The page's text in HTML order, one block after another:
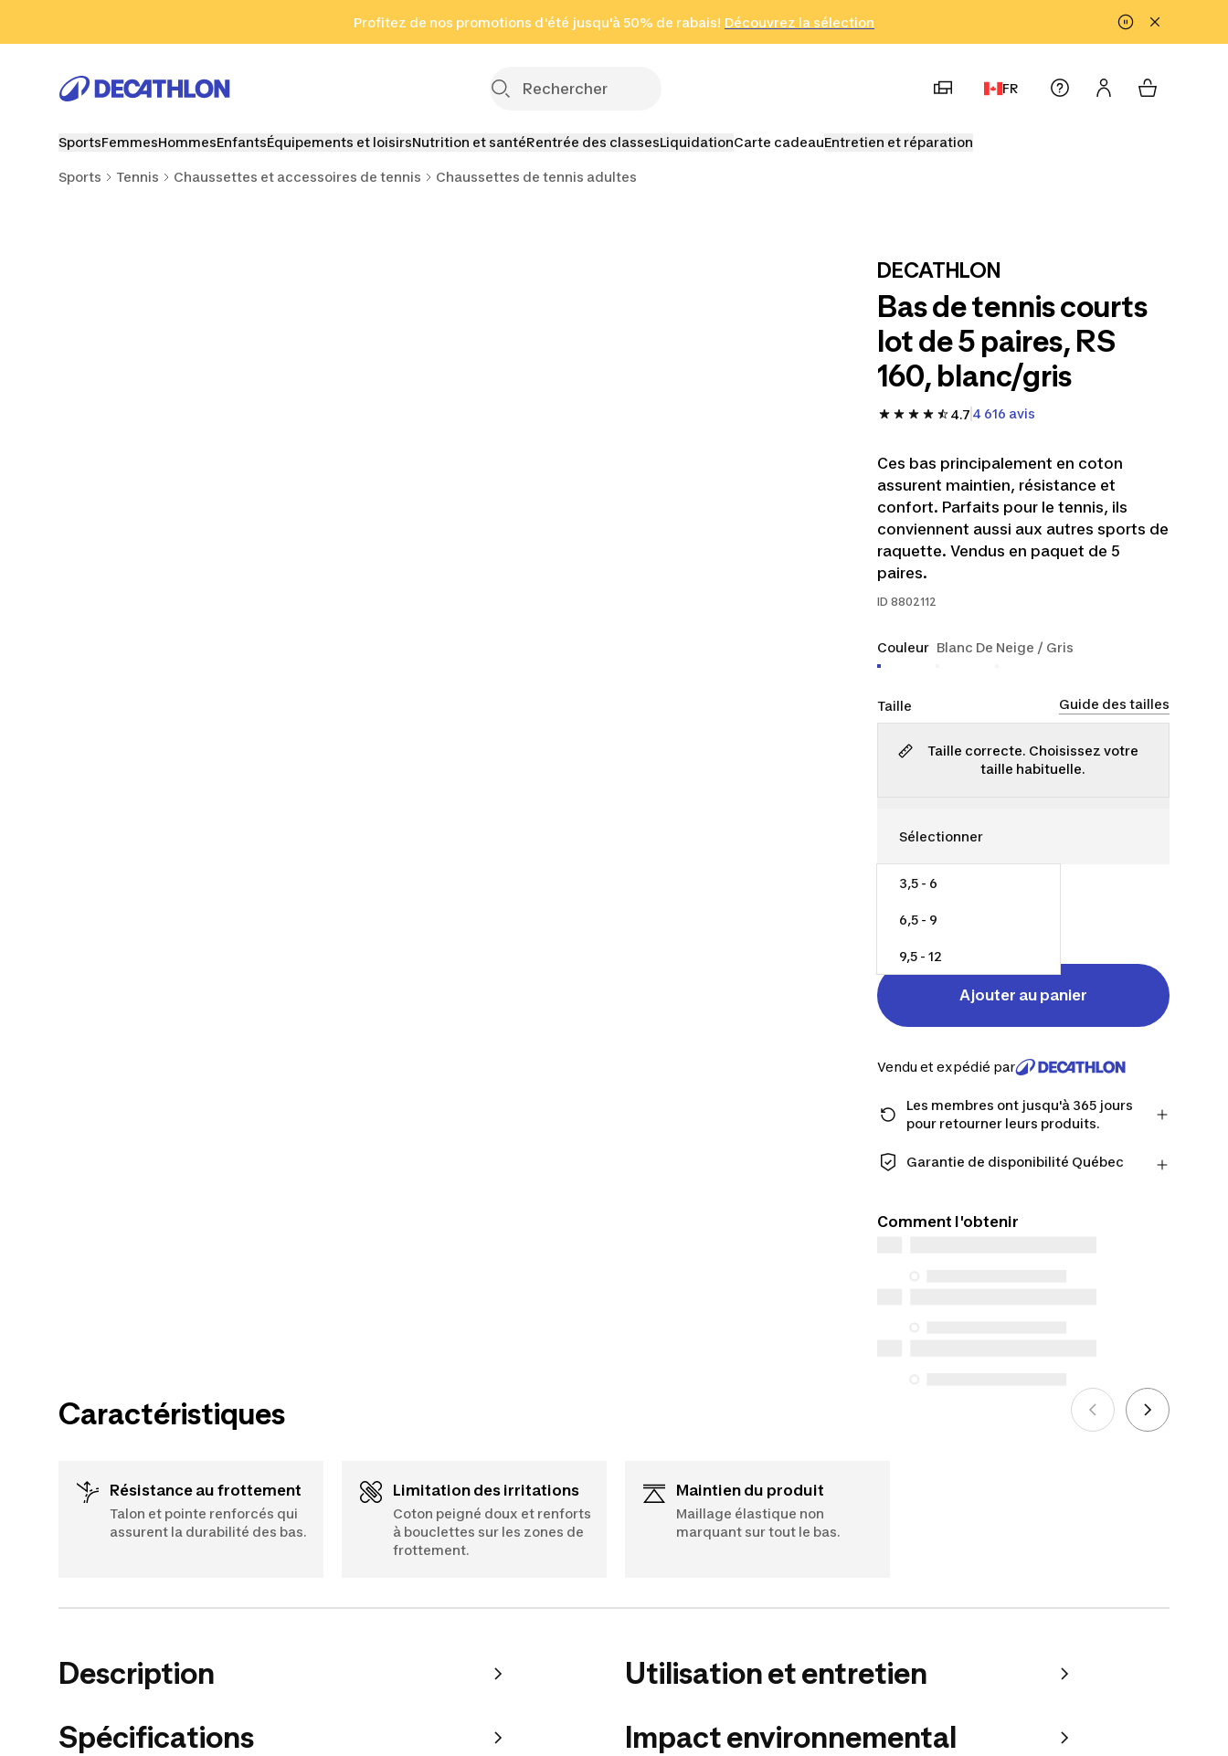
Aller au pied de page
Profitez de nos promotions d'été jusqu'à 50% de rabais! Découvrez la sélection
Cliquez ici
en seulement 2 h!
(Zones sélectionnées)
FR
SportsFemmesHommesEnfantsÉquipements et loisirsNutrition et santéRentrée des classesLiquidationCarte cadeauEntretien et réparation
Sports Tennis Chaussettes et accessoires de tennis Chaussettes de tennis adultes
DECATHLON
Bas de tennis courts
lot de 5 paires, RS
160, blanc/gris
4.7 4 616 avis
Ces bas principalement en coton
assurent maintien, résistance et
confort. Parfaits pour le tennis, ils
conviennent aussi aux autres sports de
raquette. Vendus en paquet de 5
paires.
ID 8802112
Couleur Blanc De Neige / Gris
Taille Guide des tailles
Taille correcte. Choisissez votre
taille habituelle.
3,5 - 6
6,5 - 9
9,5 - 12
2,52 $/unité
Ajouter au panier
Vendu et expédié par
Les membres ont jusqu'à 365 jours
pour retourner leurs produits.
et obtenez plus de temps pour
En savoir plus
Garantie de disponibilité Québec
offre une vaste sélection de services de
effectués à compter du 5 octobre 2025.
Comment l'obtenir
Caractéristiques
Résistance au frottement
Talon et pointe renforcés qui
assurent la durabilité des bas.
Limitation des irritations
Coton peigné doux et renforts
à bouclettes sur les zones de
frottement.
Maintien du produit
Maillage élastique non
marquant sur tout le bas.
Description
Spécifications
Utilisation et entretien
Impact environnemental